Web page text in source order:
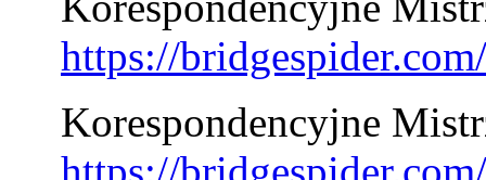
https://
Korespondencyjne